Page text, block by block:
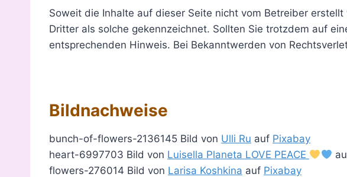
Soweit die Inhalte auf dieser Seite nicht vom Betreiber
Dritter als solche gekennzeichnet. Sollten Sie trotzdem auf
entsprechenden Hinweis. Bei Bekanntwerden von
Bildnachweise
bunch-of-flowers-2136145 Bild von Ulli Ru auf Pixabay
heart-6997703 Bild von Luisella Planeta LOVE PEACE
flowers-276014 Bild von Larisa Koshkina auf Pixabay